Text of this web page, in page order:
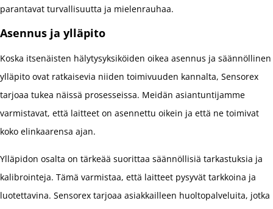
parantavat turvallisuutta ja mielenrauhaa.
Asennus ja ylläpito
Koska itsenäisten hälytysyksiköiden oikea asennus ja säännöllinen
ylläpito ovat ratkaisevia niiden toimivuuden kannalta, Sensorex
tarjoaa tukea näissä prosesseissa. Meidän asiantuntijamme
varmistavat, että laitteet on asennettu oikein ja että ne toimivat
koko elinkaarensa ajan.
Ylläpidon osalta on tärkeää suorittaa säännöllisiä tarkastuksia ja
kalibrointeja. Tämä varmistaa, että laitteet pysyvät tarkkoina ja
luotettavina. Sensorex tarjoaa asiakkailleen huoltopalveluita, jotka